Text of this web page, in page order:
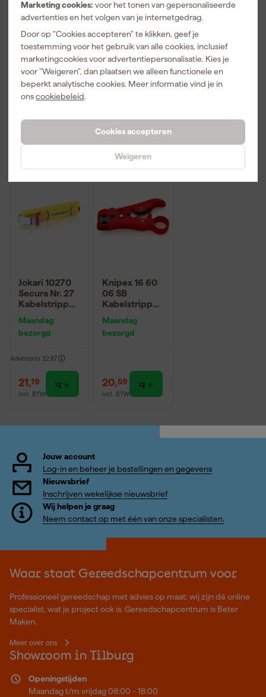
Marketing cookies: voor het tonen van gepersonaliseerde
advertenties en het volgen van je internetgedrag.
Door op "Cookies accepteren" te klikken, geef je
toestemming voor het gebruik van alle cookies, inclusief
marketingcookies voor advertentiepersonalisatie. Kies je
voor "Weigeren", dan plaatsen we alleen functionele en
beperkt analytische cookies. Meer informatie vind je in
onscookiebeleid.
Cookies accepteren
Weigeren
Fluke T90
Tweepolige
spannings- en
doorbeltester
- AC/DC
690V
Maandag
bezorgd
102,41
Stanley
FMHT0-
96230
FatMax
Automatische
striptang
Maandag
bezorgd
26,60
incl. BTW
Facom
194A.17VE
VDE Striptang
- 170mm
Maandag
bezorgd
58,43
Jokari 10270
Secura Nr. 27
Kabelstripper
Maandag
bezorgd
Adviesprijs 22,87
21,19
incl. BTW
Knipex 16 60
06 SB
Kabelstripper
datakabel
Maandag
bezorgd
20,59
incl. BTW
Jouw account
Log-in en beheer je bestellingen en gegevens
Nieuwsbrief
Inschrijven wekelijkse nieuwsbrief
Wij helpen je graag
Neem contact op met één van onze specialisten.
Waar staat Gereedschapcentrum voor
Professioneel gereedschap met advies op maat: wij zijn dé online
specialist, wat je project ook is. Gereedschapcentrum is Beter
Maken.
Meer over ons
Showroom in Tilburg
Openingstijden
Maandag t/m vrijdag 08:00 - 18:00